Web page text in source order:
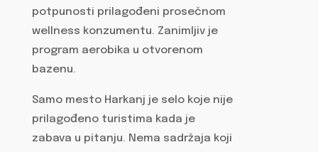
potpunosti prilagođeni prosečnom
wellness konzumentu. Zanimljiv je
program aerobika u otvorenom
bazenu.
Samo mesto Harkanj je selo koje nije
prilagođeno turistima kada je
zabava u pitanju. Nema sadržaja koji